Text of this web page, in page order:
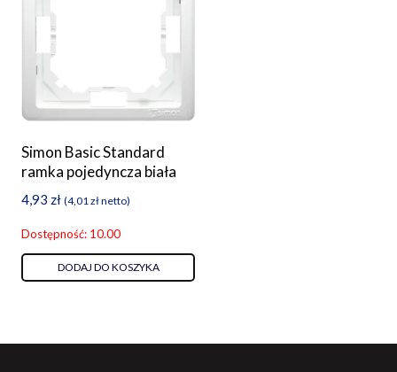
Simon Basic Standard
ramka pojedyncza biała
4,93 zł (4,01 złnetto)
Dostępność: 10.00
DODAJ DO KOSZYKA